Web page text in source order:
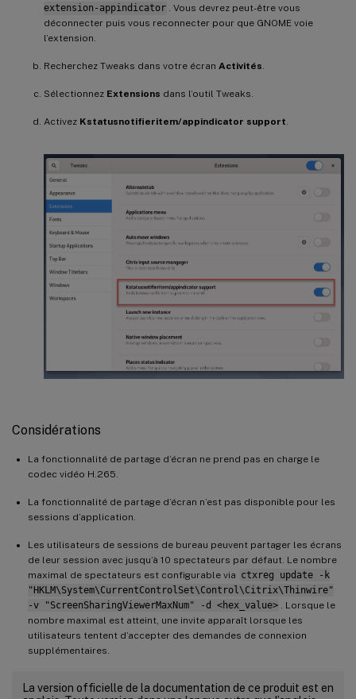
extension-appindicator . Vous devrez peut-être vous
déconnecter puis vous reconnecter pour que GNOME voie
l’extension.
Recherchez Tweaks dans votre écran Activités.
Sélectionnez Extensions dans l’outil Tweaks.
Activez Kstatusnotifieritem/appindicator support.
Considérations
La fonctionnalité de partage d’écran ne prend pas en charge le
codec vidéo H.265.
La fonctionnalité de partage d’écran n’est pas disponible pour les
sessions d’application.
Les utilisateurs de sessions de bureau peuvent partager les écrans
de leur session avec jusqu’à 10 spectateurs par défaut. Le nombre
maximal de spectateurs est configurable via ctxreg update -k
"HKLM\System\CurrentControlSet\Control\Citrix\Thinwire"
-v "ScreenSharingViewerMaxNum" -d <hex_value> . Lorsque le
nombre maximal est atteint, une invite apparaît lorsque les
utilisateurs tentent d’accepter des demandes de connexion
supplémentaires.
La version officielle de la documentation de ce produit est en